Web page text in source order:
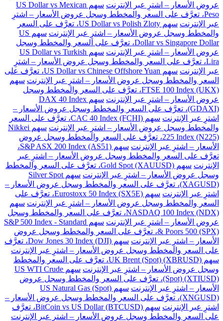
عروض الأسعار – اشترِ عبر الإنترنت
سهم US Dollar vs Mexican
Peso، تعرَّف على السعر والمخطط وسجل عروض الأسعار – اشترِ
عبر الإنترنت
سهم US Dollar vs Polish Zloty، تعرَّف على السعر
والمخطط وسجل عروض الأسعار – اشترِ عبر الإنترنت
سهم US
Dollar vs Singapore Dollar، تعرَّف على السعر والمخطط وسجل
عروض الأسعار – اشترِ عبر الإنترنت
سهم US Dollar vs Turkish
Lira، تعرَّف على السعر والمخطط وسجل عروض الأسعار – اشترِ
عبر الإنترنت
سهم US Dollar vs Chinese Offshore Yuan، تعرَّف على
السعر والمخطط وسجل عروض الأسعار – اشترِ عبر الإنترنت سهم
FTSE 100 Index (UKX)، تعرَّف على السعر والمخطط وسجل
عروض الأسعار – اشترِ عبر الإنترنت
سهم DAX 40 Index
(GDAXI)، تعرَّف على السعر والمخطط وسجل عروض الأسعار –
اشترِ عبر الإنترنت
سهم CAC 40 Index (FCHI)، تعرَّف على السعر
والمخطط وسجل عروض الأسعار – اشترِ عبر الإنترنت
سهم Nikkei
225 Index (N225)، تعرَّف على السعر والمخطط وسجل عروض
الأسعار – اشترِ عبر الإنترنت
سهم S&P ASX 200 Index (AS51)،
تعرَّف على السعر والمخطط وسجل عروض الأسعار – اشترِ عبر
الإنترنت
سهم Gold Spot (XAUUSD)، تعرَّف على السعر والمخطط
وسجل عروض الأسعار – اشترِ عبر الإنترنت
سهم Silver Spot
(XAGUSD)، تعرَّف على السعر والمخطط وسجل عروض الأسعار –
اشترِ عبر الإنترنت
سهم Eurostoxx 50 Index (SX5E)، تعرَّف على
السعر والمخطط وسجل عروض الأسعار – اشترِ عبر الإنترنت سهم
NASDAQ 100 Index (NDX)، تعرَّف على السعر والمخطط وسجل
عروض الأسعار – اشترِ عبر الإنترنت
سهم S&P 500 Index - Standard
& Poors 500 (SPX)، تعرَّف على السعر والمخطط وسجل عروض
الأسعار – اشترِ عبر الإنترنت
سهم Dow Jones 30 Index (DJI)، تعرَّف
على السعر والمخطط وسجل عروض الأسعار – اشترِ عبر الإنترنت
سهم UK Brent (Spot) (XBRUSD)، تعرَّف على السعر والمخطط
وسجل عروض الأسعار – اشترِ عبر الإنترنت
سهم US WTI Crude
(Spot) (XTIUSD)، تعرَّف على السعر والمخطط وسجل عروض
الأسعار – اشترِ عبر الإنترنت
سهم US Natural Gas (Spot)
(XNGUSD)، تعرَّف على السعر والمخطط وسجل عروض الأسعار –
اشترِ عبر الإنترنت
سهم BitCoin vs US Dollar (BTCUSD)، تعرَّف
على السعر والمخطط وسجل عروض الأسعار – اشترِ عبر الإنترنت